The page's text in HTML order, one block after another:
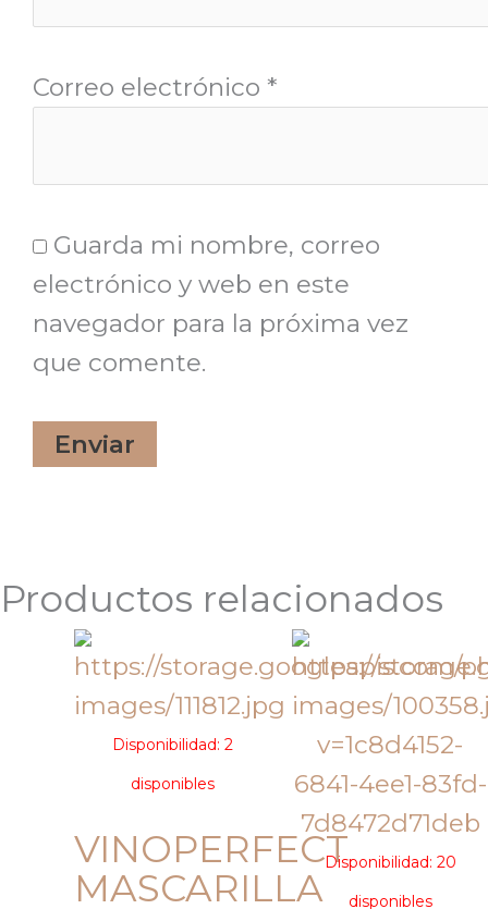
Correo electrónico *
Guarda mi nombre, correo
electrónico y web en este
navegador para la próxima vez
que comente.
Productos relacionados
Disponibilidad: 2
disponibles
VINOPERFECT
MASCARILLA
Disponibilidad: 20
disponibles